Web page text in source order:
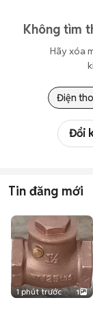
Không tìm
Hãy xóa
Điện
Đổi
Tin đăng mới
1 phút trước 1